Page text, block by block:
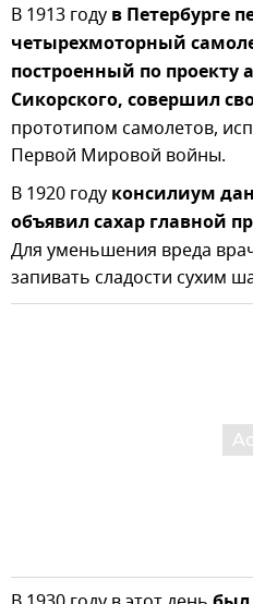
В 1913 году в Петербурге
четырехмоторный
построенный по проекту
Сикорского, совершил
прототипом самолетов,
Первой Мировой войны.
В 1920 году консилиум
объявил сахар главной
Для уменьшения вреда
запивать сладости сухим